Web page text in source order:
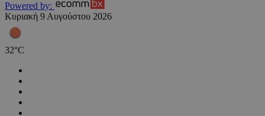
Powered by:
Κυριακή 9 Αυγούστου 2026
32°C